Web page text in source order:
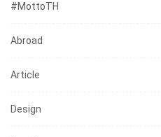
#mottoTH
Abroad
Article
Design